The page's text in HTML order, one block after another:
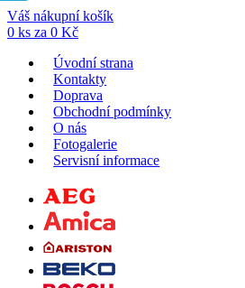
Váš nákupní košík
0 ks za 0 Kč
Úvodní strana
Kontakty
Doprava
Obchodní podmínky
O nás
Fotogalerie
Servisní informace